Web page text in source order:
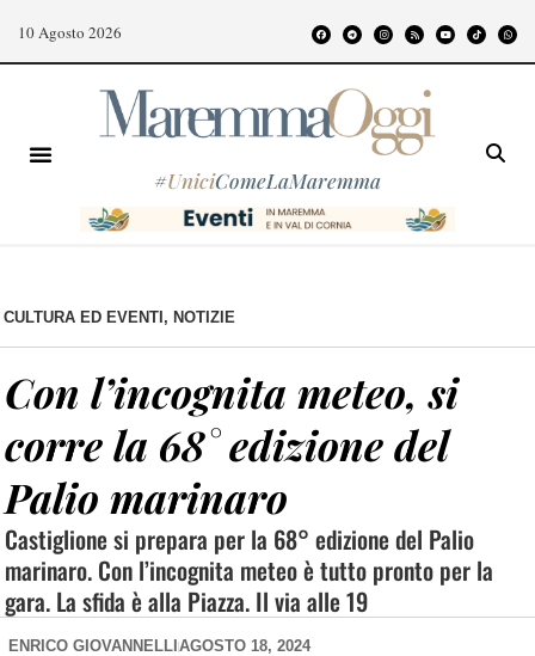
10 Agosto 2026
#UniciComeLaMaremma
CULTURA ED EVENTI , NOTIZIE
Con l’incognita meteo, si
corre la 68° edizione del
Palio marinaro
Castiglione si prepara per la 68° edizione del Palio
marinaro. Con l’incognita meteo è tutto pronto per la
gara. La sfida è alla Piazza. Il via alle 19
ENRICO GIOVANNELLI AGOSTO 18, 2024